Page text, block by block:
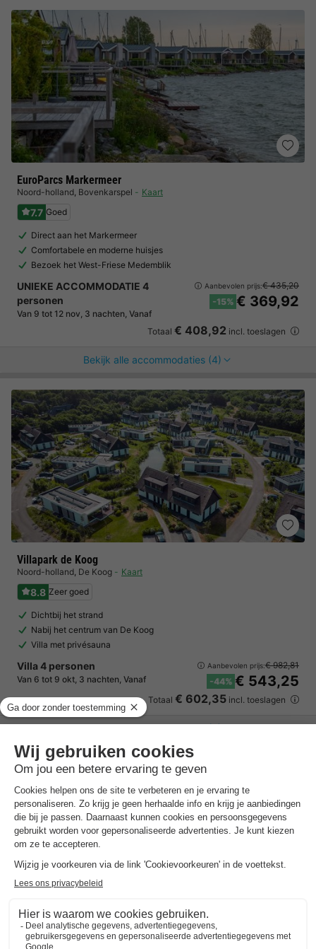
EuroParcs Markermeer
Noord-holland, Bovenkarspel Kaart
7.7 Goed
Direct aan het Markermeer
Comfortabele en moderne huisjes
Bezoek het West-Friese Medemblik
UNIEKE ACCOMMODATIE 4
personen
Van 9 tot 12 nov, 3 nachten, Vanaf
Aanbevolen prijs:€ 435,20
-15% € 369,92
Totaal € 408,92 incl. toeslagen
Bekijk alle accommodaties (4)
Villapark de Koog
Noord-holland, De Koog Kaart
8.8 Zeer goed
Dichtbij het strand
Nabij het centrum van De Koog
Villa met privésauna
Villa 4 personen
Van 6 tot 9 okt, 3 nachten, Vanaf
Aanbevolen prijs:€ 982,81
-44% € 543,25
Totaal € 602,35 incl. toeslagen
Bekijk alle accommodaties (4)
MarinaPark Residence Nieuw Loosdrecht
Noord-holland,Loosdrecht Kaart